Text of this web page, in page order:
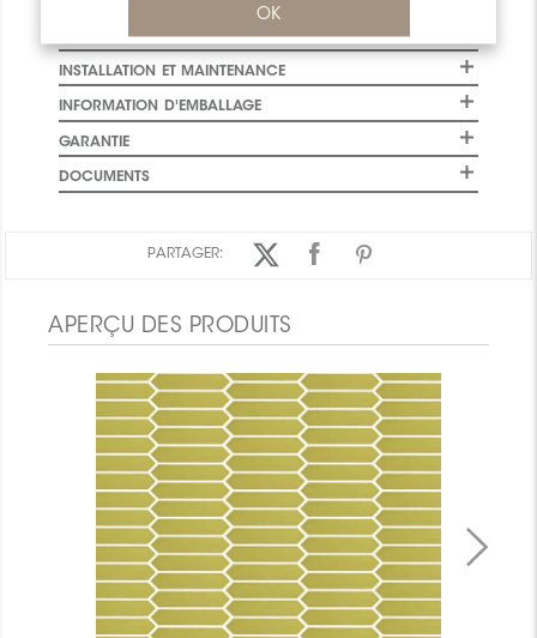
OK
SPÉCIFICATIONS
INSTALLATION ET MAINTENANCE
INFORMATION D'EMBALLAGE
GARANTIE
DOCUMENTS
PARTAGER:
APERÇU DES PRODUITS